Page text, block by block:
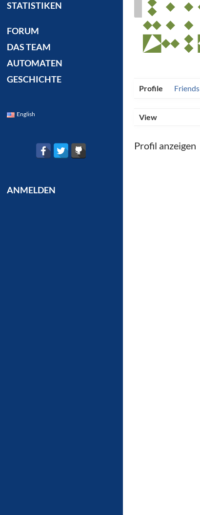
Profile Friends
View
Profil anzeigen
STATISTIKEN
FORUM
DAS TEAM
AUTOMATEN
GESCHICHTE
English
ANMELDEN